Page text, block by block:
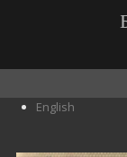
English